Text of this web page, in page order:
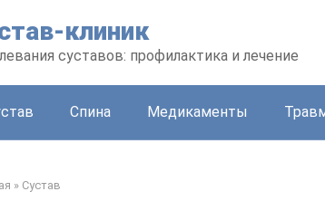
клиник
суставов: профилактика и лечение
Спина Медикаменты
» Сустав